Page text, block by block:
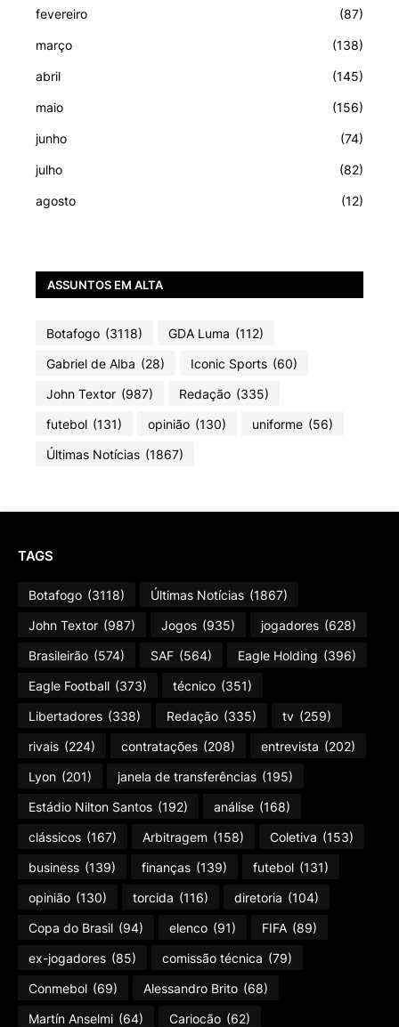
fevereiro (87)
março (138)
abril (145)
maio (156)
junho (74)
julho (82)
agosto (12)
ASSUNTOS EM ALTA
Botafogo (3118) GDA Luma (112)
Gabriel de Alba (28) Iconic Sports (60)
John Textor (987) Redação (335)
futebol (131) opinião (130) uniforme (56)
Últimas Notícias (1867)
TAGS
Botafogo (3118) Últimas Notícias (1867)
John Textor (987) Jogos (935) jogadores (628)
Brasileirão (574) SAF (564) Eagle Holding (396)
Eagle Football (373) técnico (351)
Libertadores (338) Redação (335) tv (259)
rivais (224) contratações (208) entrevista (202)
Lyon (201) janela de transferências (195)
Estádio Nilton Santos (192) análise (168)
clássicos (167) Arbitragem (158) Coletiva (153)
business (139) finanças (139) futebol (131)
opinião (130) torcida (116) diretoria (104)
Copa do Brasil (94) elenco (91) FIFA (89)
ex-jogadores (85) comissão técnica (79)
Conmebol (69) Alessandro Brito (68)
Martín Anselmi (64) Cariocão (62)